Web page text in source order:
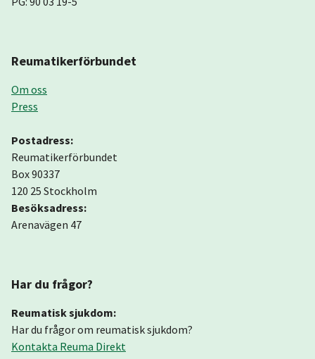
Reumatikerförbundet
Om oss
Press
Postadress:
Reumatikerförbundet
Box 90337
120 25 Stockholm
Besöksadress:
Arenavägen 47
Har du frågor?
Reumatisk sjukdom:
Har du frågor om reumatisk sjukdom?
Kontakta Reuma Direkt